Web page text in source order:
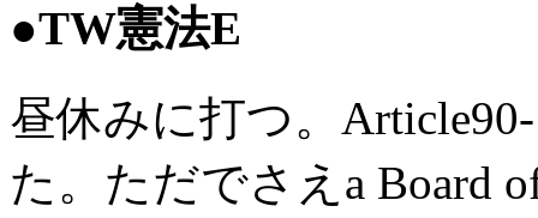
●TW憲法E
昼休みに打つ。
た。ただでさえa Board